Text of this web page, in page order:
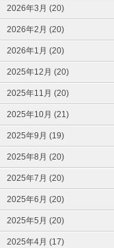
2026年3月 (20)
2026年2月 (20)
2026年1月 (20)
2025年12月 (20)
2025年11月 (20)
2025年10月 (21)
2025年9月 (19)
2025年8月 (20)
2025年7月 (20)
2025年6月 (20)
2025年5月 (20)
2025年4月 (17)